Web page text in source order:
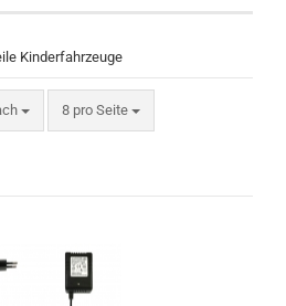
Kinderfahrzeuge
8 pro Seite
pro Seite